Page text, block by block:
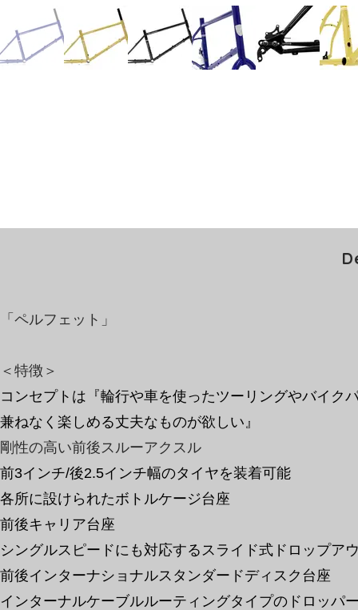
「ペルフェット」
＜特徴＞
コンセプトは『輪行や車を使ったツーリングやバイク
兼ねなく楽しめる丈夫なものが欲しい』
剛性の高い前後スルーアクスル
前3インチ/後2.5インチ幅のタイヤを装着可能
各所に設けられたボトルケージ台座
前後キャリア台座
シングルスピードにも対応するスライド式ドロップア
前後インターナショナルスタンダードディスク台座
インターナルケーブルルーティングタイプのドロッパ